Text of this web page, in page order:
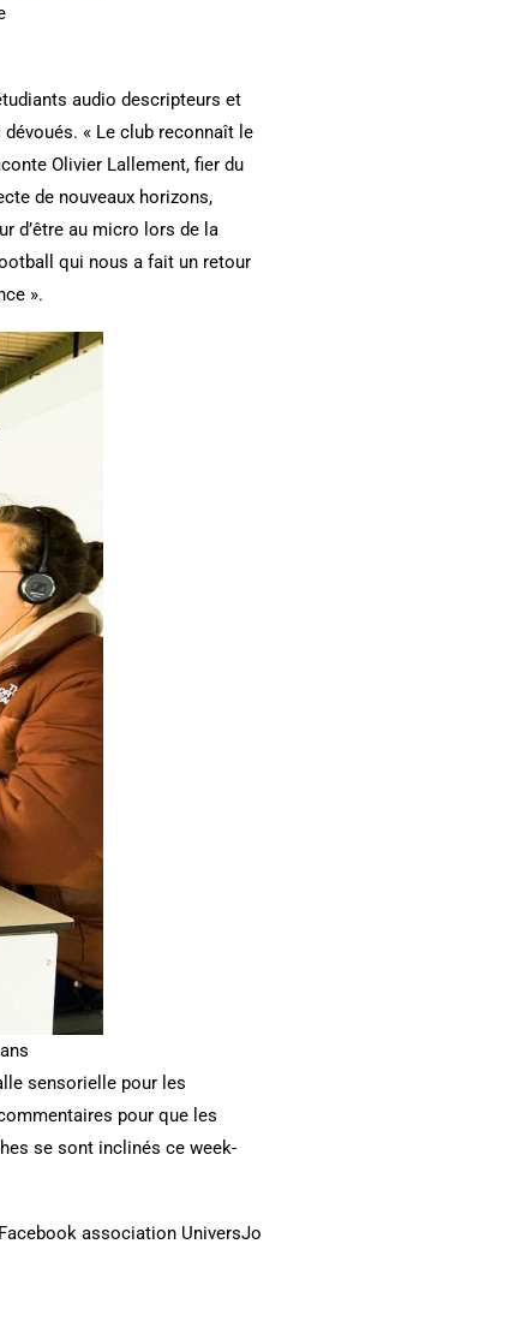
audio descripteurs et
« Le club reconnaît le
Olivier Lallement, fier du
de nouveaux horizons,
d’être au micro lors de la
qui nous a fait un retour
».
sensorielle pour les
pour que les
se sont inclinés ce week-
Facebook association UniversJo